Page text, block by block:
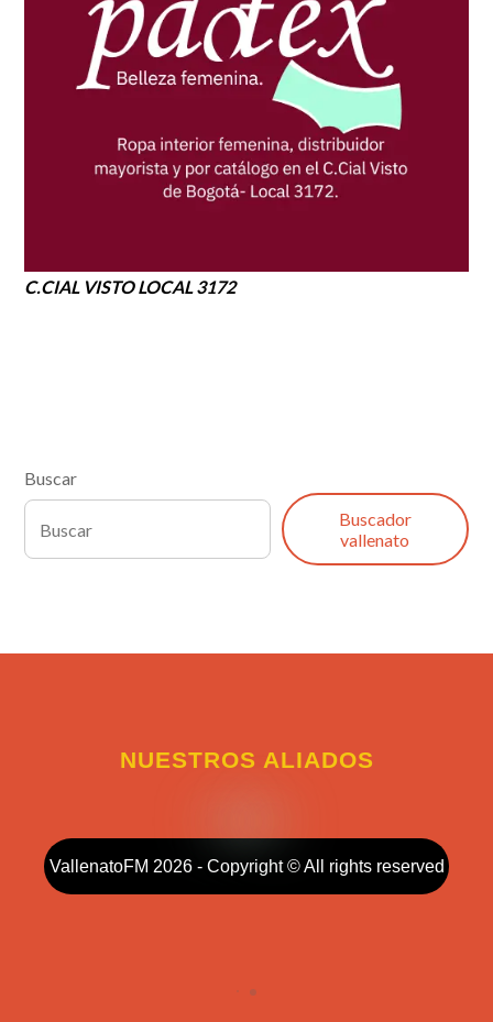
C.CIAL VISTO LOCAL 3172
Buscar
Buscador
vallenato
NUESTROS ALIADOS
VallenatoFM 2026 - Copyright © All rights reserved